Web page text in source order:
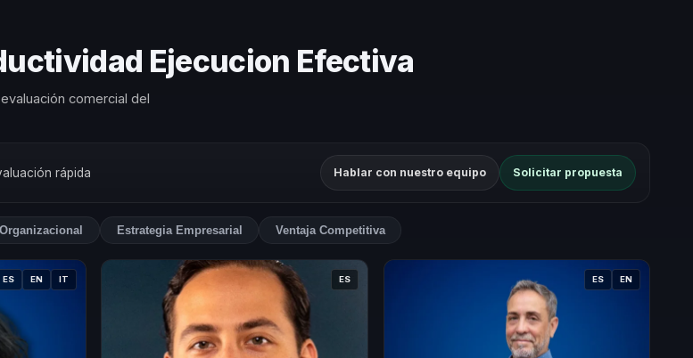
Ejecucion Efectiva
comercial del
rápida Hablar con nuestro equipo Solicitar propuesta
Estrategia Empresarial Ventaja Competitiva
ES EN IT ES ES EN